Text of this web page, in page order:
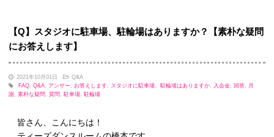
【Q】スタジオに駐車場、駐輪場はありますか？【素朴な疑問
にお答えします】
2021年10月01日
Q&A
FAQ, Q&A, アンサー, お答えします, スタジオに駐車場、駐輪場はありますか, 入会金, 回答,
月
謝 素朴な疑問 質問 駐車場 駐輪場
皆さん、こんにちは！